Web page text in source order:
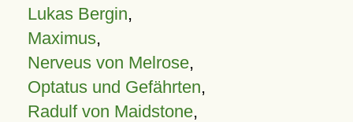
Lukas Bergin,
Maximus,
Nerveus von Melrose,
Optatus und Gefährten,
Radulf von Maidstone,